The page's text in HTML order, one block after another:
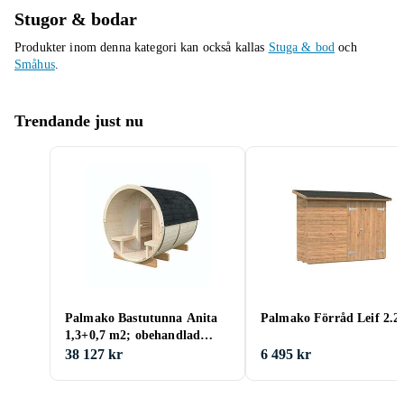
Stugor & bodar
Produkter inom denna kategori kan också kallas Stuga & bod och
Småhus.
Trendande just nu
Palmako Bastutunna Anita
1,3+0,7 m2; obehandlad
110070
38 127 kr
Palmako Förråd Leif 2.2
6 495 kr